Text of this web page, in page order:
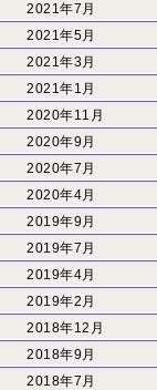
2021年7月
2021年5月
2021年3月
2021年1月
2020年11月
2020年9月
2020年7月
2020年4月
2019年9月
2019年7月
2019年4月
2019年2月
2018年12月
2018年9月
2018年7月